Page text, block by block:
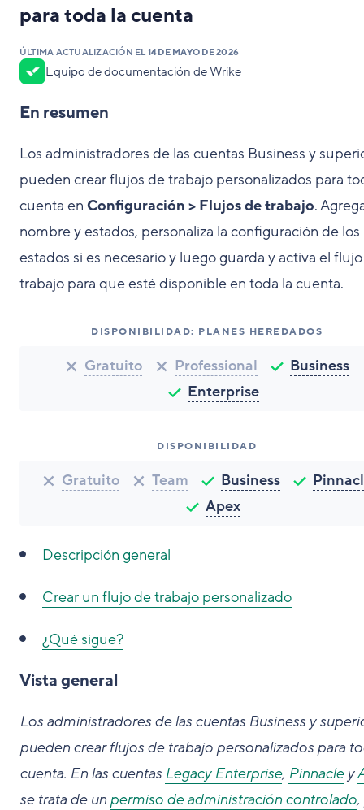
para toda la cuenta
ÚLTIMA ACTUALIZACIÓN EL 14 DE MAYO DE 2026
Equipo de documentación de Wrike
En resumen
Los administradores de las cuentas Business y
pueden crear flujos de trabajo personalizados para
cuenta en Configuración > Flujos de trabajo.
nombre y estados, personaliza la configuración de los
estados si es necesario y luego guarda y activa el
trabajo para que esté disponible en toda la cuenta.
DISPONIBILIDAD: PLANES HEREDADOS
Gratuito Professional
Business
Enterprise
DISPONIBILIDAD
Gratuito Team Business
Apex
Descripción general
Crear un flujo de trabajo personalizado
¿Qué sigue?
Vista general
Los administradores de las cuentas Business y
pueden crear flujos de trabajo personalizados para
cuenta. En las cuentas Legacy Enterprise, Pinnacley
se trata de un permiso de administración controlado,